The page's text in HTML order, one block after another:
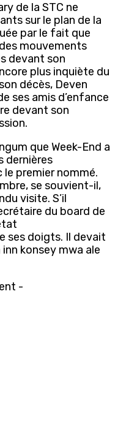
de la STC ne
sur le plan de la
par le fait que
mouvements
devant son
plus inquiète du
décès, Deven
ses amis d’enfance
devant son
que Week-End a
dernières
le premier nommé.
se souvient-il,
visite. S’il
du board de
ses doigts. Il devait
konsey mwa ale
-